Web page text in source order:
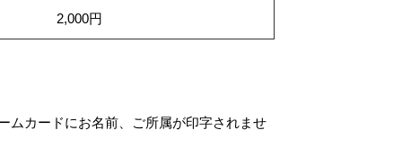
2,000円
カードにお名前、ご所属が印字されませ